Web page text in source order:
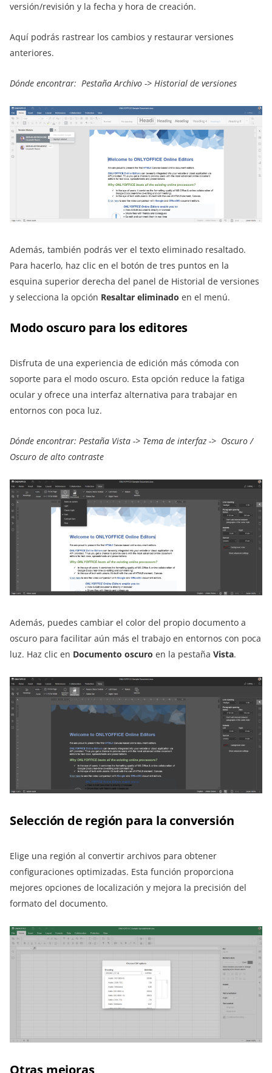
versión/revisión y la fecha y hora de creación.
Aquí podrás rastrear los cambios y restaurar versiones
anteriores.
Dónde encontrar: Pestaña Archivo -> Historial de versiones
Además, también podrás ver el texto eliminado resaltado.
Para hacerlo, haz clic en el botón de tres puntos en la
esquina superior derecha del panel de Historial de versiones
y selecciona la opción Resaltar eliminado en el menú.
Modo oscuro para los editores
Disfruta de una experiencia de edición más cómoda con
soporte para el modo oscuro. Esta opción reduce la fatiga
ocular y ofrece una interfaz alternativa para trabajar en
entornos con poca luz.
Dónde encontrar: Pestaña Vista -> Tema de interfaz -> Oscuro /
Oscuro de alto contraste
Además, puedes cambiar el color del propio documento a
oscuro para facilitar aún más el trabajo en entornos con poca
luz. Haz clic en Documento oscuro en la pestaña Vista.
Selección de región para la conversión
Elige una región al convertir archivos para obtener
configuraciones optimizadas. Esta función proporciona
mejores opciones de localización y mejora la precisión del
formato del documento.